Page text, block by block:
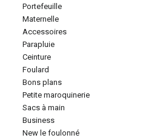
portefeuille
maternelle
accessoires
parapluie
ceinture
foulard
bons plans
petite maroquinerie
sacs à main
business
new le foulonné